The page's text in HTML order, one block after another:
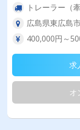
トレーラー（牽
広島県東広島
400,000円～
求
オ